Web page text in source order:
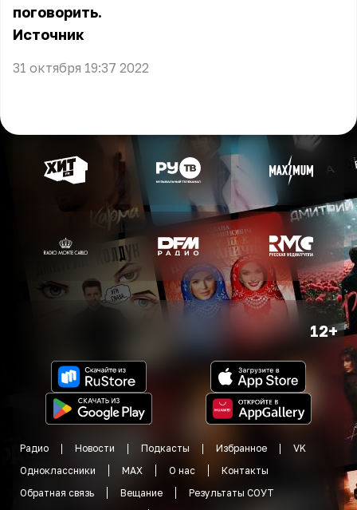
поговорить.
Источник
31 октября 19:37 2022
12+
Радио Новости Подкасты Избранное
VK
Одноклассники
MAX О нас
Контакты
Обратная связь
Вещание
Результаты СОУТ